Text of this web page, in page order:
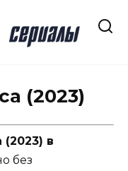
(2023)
в
без